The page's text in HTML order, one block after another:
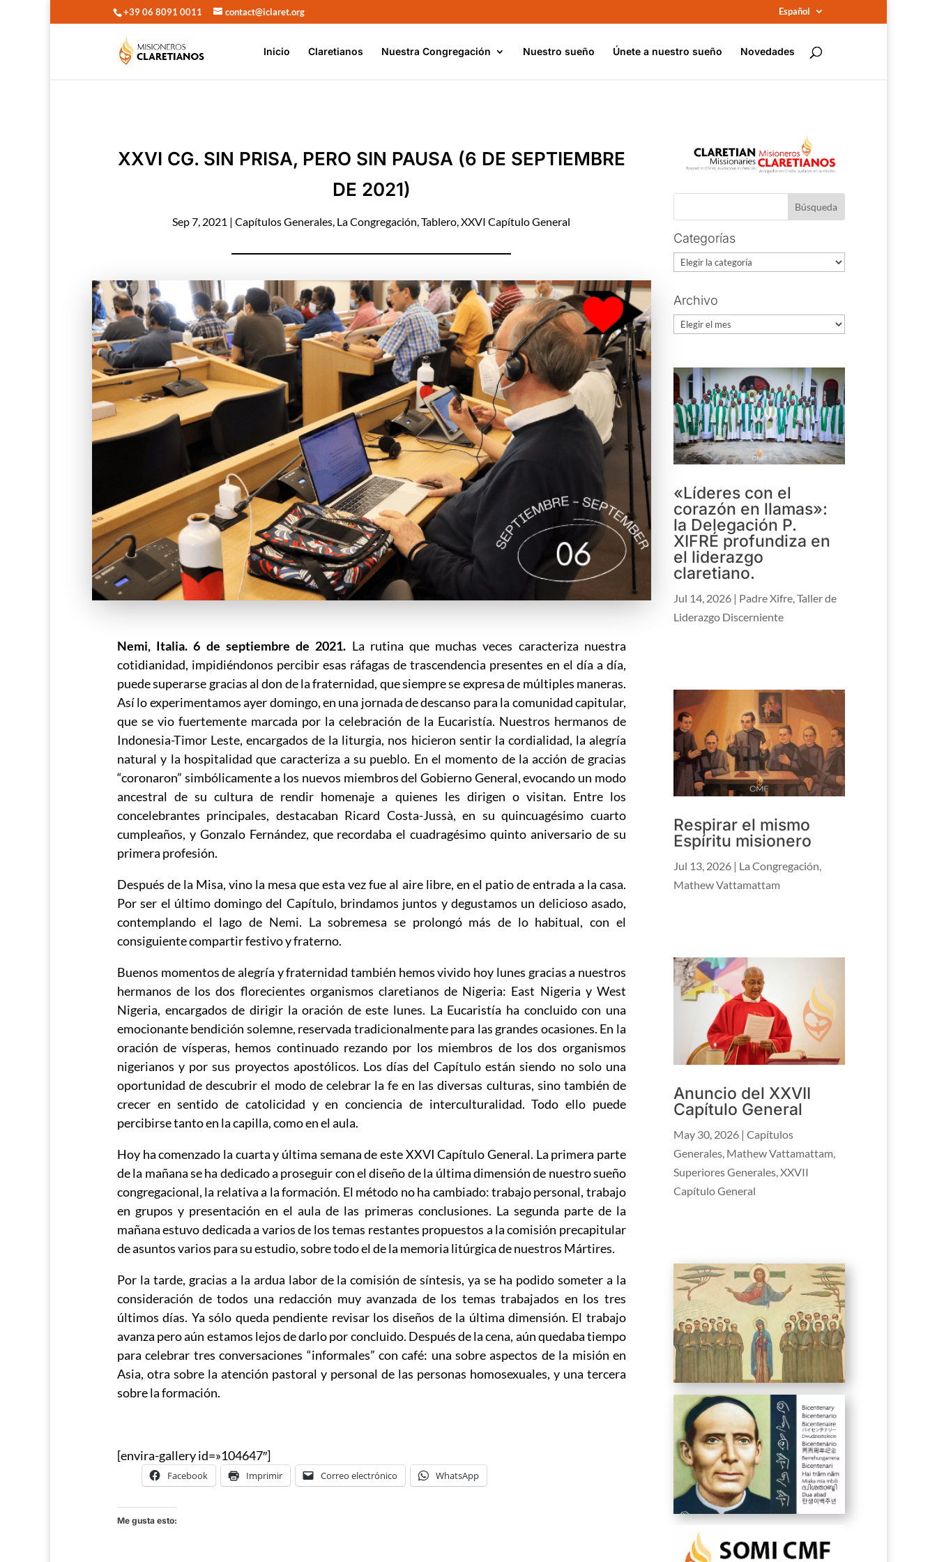
+39 06 8091 0011 contact@iclaret.org Español
Inicio Claretianos Nuestra Congregación Nuestro sueño Únete a nuestro sueño Novedades
XXVI CG. SIN PRISA, PERO SIN PAUSA (6 DE SEPTIEMBRE
DE 2021)
Sep 7, 2021 |Capítulos Generales, La Congregación,Tablero,XXVI Capítulo General
Nemi, Italia. 6 de septiembre de 2021. La rutina que muchas veces caracteriza nuestra
cotidianidad, impidiéndonos percibir esas ráfagas de trascendencia presentes en el día a día,
puede superarse gracias al don de la fraternidad, que siempre se expresa de múltiples maneras.
Así lo experimentamos ayer domingo, en una jornada de descanso para la comunidad capitular,
que se vio fuertemente marcada por la celebración de la Eucaristía. Nuestros hermanos de
Indonesia-Timor Leste, encargados de la liturgia, nos hicieron sentir la cordialidad, la alegría
natural y la hospitalidad que caracteriza a su pueblo. En el momento de la acción de gracias
“coronaron” simbólicamente a los nuevos miembros del Gobierno General, evocando un modo
ancestral de su cultura de rendir homenaje a quienes les dirigen o visitan. Entre los
concelebrantes principales, destacaban Ricard Costa-Jussà, en su quincuagésimo cuarto
cumpleaños, y Gonzalo Fernández, que recordaba el cuadragésimo quinto aniversario de su
primera profesión.
Después de la Misa, vino la mesa que esta vez fue al aire libre, en el patio de entrada a la casa.
Por ser el último domingo del Capítulo, brindamos juntos y degustamos un delicioso asado,
contemplando el lago de Nemi. La sobremesa se prolongó más de lo habitual, con el
consiguiente compartir festivo y fraterno.
Buenos momentos de alegría y fraternidad también hemos vivido hoy lunes gracias a nuestros
hermanos de los dos florecientes organismos claretianos de Nigeria: East Nigeria y West
Nigeria, encargados de dirigir la oración de este lunes. La Eucaristía ha concluido con una
emocionante bendición solemne, reservada tradicionalmente para las grandes ocasiones. En la
oración de vísperas, hemos continuado rezando por los miembros de los dos organismos
nigerianos y por sus proyectos apostólicos. Los días del Capítulo están siendo no solo una
oportunidad de descubrir el modo de celebrar la fe en las diversas culturas, sino también de
crecer en sentido de catolicidad y en conciencia de interculturalidad. Todo ello puede
percibirse tanto en la capilla, como en el aula.
Hoy ha comenzado la cuarta y última semana de este XXVI Capítulo General. La primera parte
de la mañana se ha dedicado a proseguir con el diseño de la última dimensión de nuestro sueño
congregacional, la relativa a la formación. El método no ha cambiado: trabajo personal, trabajo
en grupos y presentación en el aula de las primeras conclusiones. La segunda parte de la
mañana estuvo dedicada a varios de los temas restantes propuestos a la comisión precapitular
de asuntos varios para su estudio, sobre todo el de la memoria litúrgica de nuestros Mártires.
Por la tarde, gracias a la ardua labor de la comisión de síntesis, ya se ha podido someter a la
consideración de todos una redacción muy avanzada de los temas trabajados en los tres
últimos días. Ya sólo queda pendiente revisar los diseños de la última dimensión. El trabajo
avanza pero aún estamos lejos de darlo por concluido. Después de la cena, aún quedaba tiempo
para celebrar tres conversaciones “informales” con café: una sobre aspectos de la misión en
Asia, otra sobre la atención pastoral y personal de las personas homosexuales, y una tercera
sobre la formación.
[envira-gallery id=»104647″]
Facebook Imprimir Correo electrónico WhatsApp
Me gusta esto:
Categorías
Categorías
Archivo
Archivo
«Líderes con el
corazón en llamas»:
la Delegación P.
XIFRÉ profundiza en
el liderazgo
claretiano.
Jul 14, 2026 | Padre Xifre ,Taller de
Liderazgo Discerniente
Respirar el mismo
Espíritu misionero
Jul 13, 2026 | La Congregación,
Mathew Vattamattam
Anuncio del XXVII
Capítulo General
May 30, 2026 |Capítulos
Generales, Mathew Vattamattam,
Superiores Generales,XXVII
Capítulo General